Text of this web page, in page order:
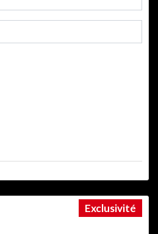
Exclusivité